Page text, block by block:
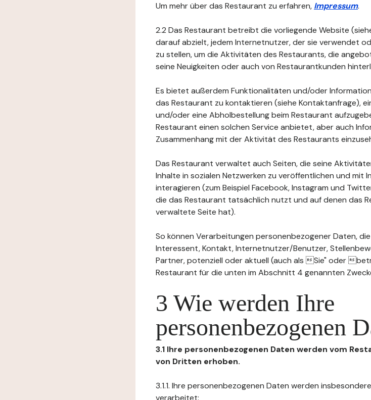
Um mehr über das Restaurant zu erfahren, Impressum.
2.2 Das Restaurant betreibt die vorliegende Website
darauf abzielt, jedem Internetnutzer, der sie verwendet
zu stellen, um die Aktivitäten des Restaurants, die
seine Neuigkeiten oder auch von Restaurantkunden
Es bietet außerdem Funktionalitäten und/oder
das Restaurant zu kontaktieren (siehe Kontaktanfrage),
und/oder eine Abholbestellung beim Restaurant
Restaurant einen solchen Service anbietet, aber auch
Zusammenhang mit der Aktivität des Restaurants
Das Restaurant verwaltet auch Seiten, die seine
Inhalte in sozialen Netzwerken zu veröffentlichen und mit
interagieren (zum Beispiel Facebook, Instagram und
die das Restaurant tatsächlich nutzt und auf denen das
verwaltete Seite hat).
So können Verarbeitungen personenbezogener Daten,
Interessent, Kontakt, Internetnutzer/Benutzer,
Partner, potenziell oder aktuell (auch als Sie" oder
Restaurant für die unten im Abschnitt 4 genannten
3 Wie werden Ihre
personenbezogenen
3.1 Ihre personenbezogenen Daten werden vom
von Dritten erhoben.
3.1.1. Ihre personenbezogenen Daten werden
verarbeitet: